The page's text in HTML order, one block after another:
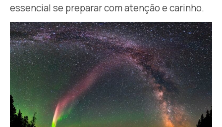
essencial se preparar com atenção e carinho.